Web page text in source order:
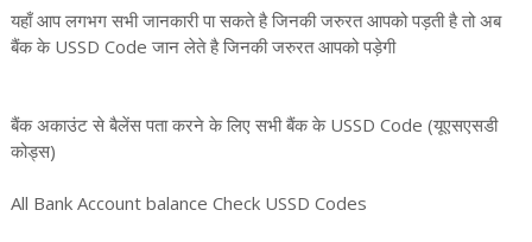
यहाँ आप लगभग सभी जानकारी पा सकते है जिनकी जरुरत आपको पड़ती है तो अब
बैंक के USSD Code जान लेते है जिनकी जरुरत आपको पड़ेगी
बैंक अकाउंट से बैलेंस पता करने के लिए सभी बैंक के USSD Code (यूएसएसडी
कोड्स)
All Bank Account balance Check USSD Codes